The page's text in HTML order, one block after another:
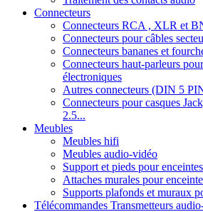
Connecteurs
Connecteurs RCA , XLR et
Connecteurs pour câbles
Connecteurs bananes et
Connecteurs haut-parleurs
électroniques
Autres connecteurs (DIN 5
Connecteurs pour casques
2.5...
Meubles
Meubles hifi
Meubles audio-vidéo
Support et pieds pour enceintes
Attaches murales pour
Supports plafonds et muraux
Télécommandes Transmetteurs